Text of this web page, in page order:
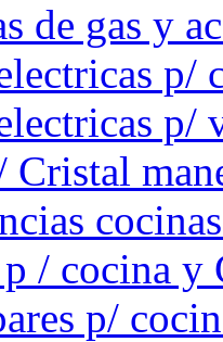
de gas y
p/
p/
Cristal
/ cocina y
p/